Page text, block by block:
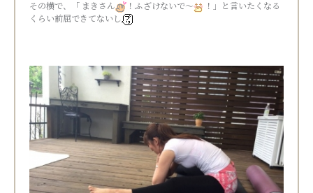
その横で、「 まきさん ！ふざけないで～
！」と言いたくなる
くらい前屈できてないし